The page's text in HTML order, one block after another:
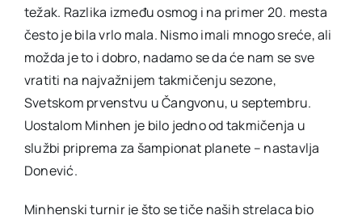
težak. Razlika između osmog i na primer 20. mesta
često je bila vrlo mala. Nismo imali mnogo sreće, ali
možda je to i dobro, nadamo se da će nam se sve
vratiti na najvažnijem takmičenju sezone,
Svetskom prvenstvu u Čangvonu, u septembru.
Uostalom Minhen je bilo jedno od takmičenja u
službi priprema za šampionat planete – nastavlja
Donević.
Minhenski turnir je što se tiče naših strelaca bio